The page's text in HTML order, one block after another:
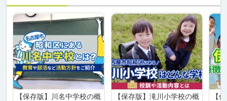
【保存版】川名中学校の概
【保存版】滝川小学校の概
【